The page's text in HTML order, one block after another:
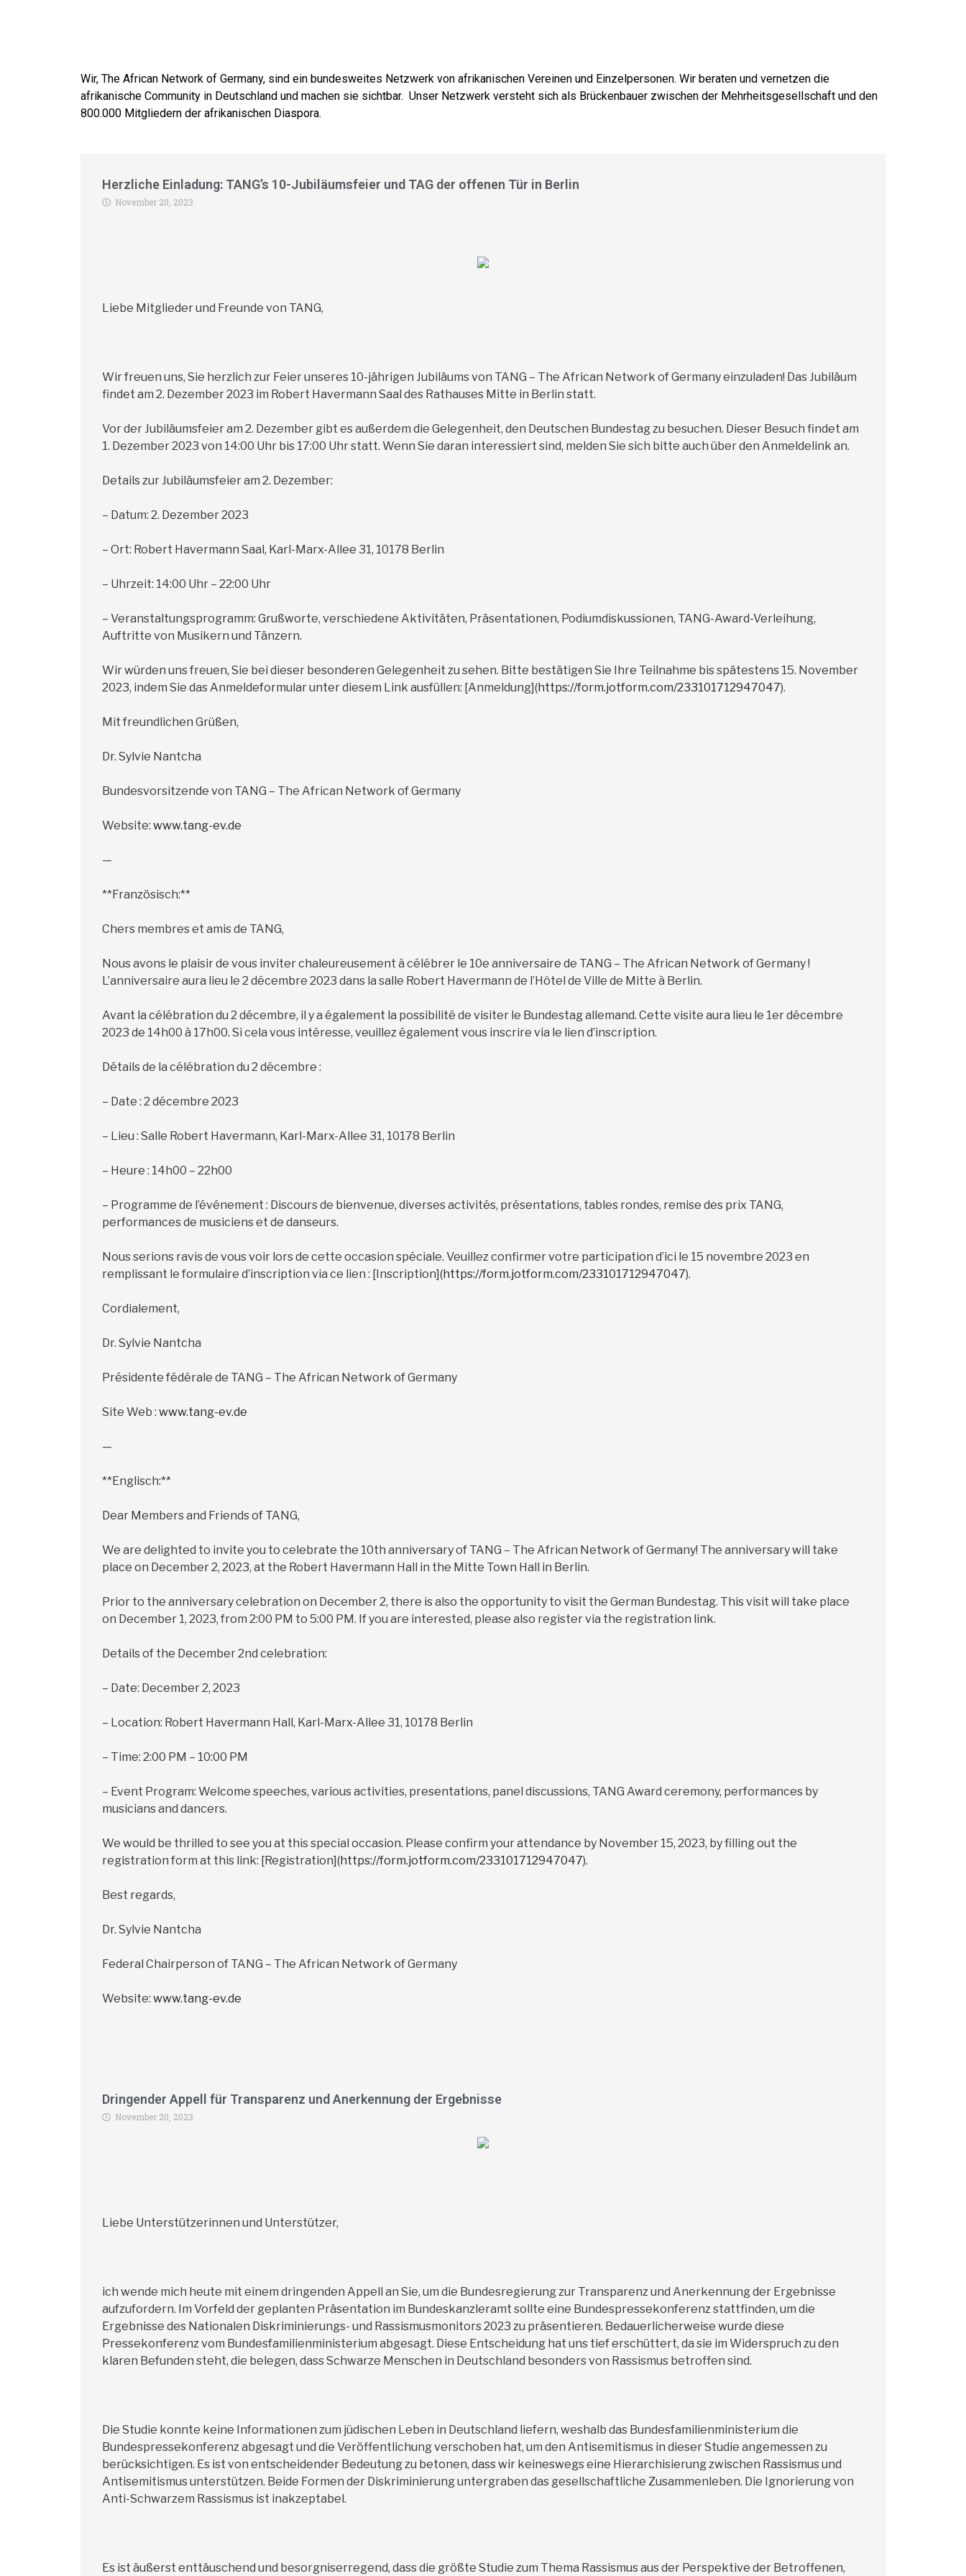
The African Network of Germany
Wir, The African Network of Germany, sind ein bundesweites Netzwerk von afrikanischen Vereinen und Einzelpersonen. Wir beraten und vernetzen die
afrikanische Community in Deutschland und machen sie sichtbar. Unser Netzwerk versteht sich als Brückenbauer zwischen der Mehrheitsgesellschaft und den
800.000 Mitgliedern der afrikanischen Diaspora.
Herzliche Einladung: TANG’s 10-Jubiläumsfeier und TAG der offenen Tür in Berlin
November 20, 2023
Liebe Mitglieder und Freunde von TANG,
Wir freuen uns, Sie herzlich zur Feier unseres 10-jährigen Jubiläums von TANG – The African Network of Germany einzuladen! Das Jubiläum
findet am 2. Dezember 2023 im Robert Havermann Saal des Rathauses Mitte in Berlin statt.
Vor der Jubiläumsfeier am 2. Dezember gibt es außerdem die Gelegenheit, den Deutschen Bundestag zu besuchen. Dieser Besuch findet am
1. Dezember 2023 von 14:00 Uhr bis 17:00 Uhr statt. Wenn Sie daran interessiert sind, melden Sie sich bitte auch über den Anmeldelink an.
Details zur Jubiläumsfeier am 2. Dezember:
– Datum: 2. Dezember 2023
– Ort: Robert Havermann Saal, Karl-Marx-Allee 31, 10178 Berlin
– Uhrzeit: 14:00 Uhr – 22:00 Uhr
– Veranstaltungsprogramm: Grußworte, verschiedene Aktivitäten, Präsentationen, Podiumdiskussionen, TANG-Award-Verleihung,
Auftritte von Musikern und Tänzern.
Wir würden uns freuen, Sie bei dieser besonderen Gelegenheit zu sehen. Bitte bestätigen Sie Ihre Teilnahme bis spätestens 15. November
2023, indem Sie das Anmeldeformular unter diesem Link ausfüllen: [Anmeldung](https://form.jotform.com/233101712947047).
Mit freundlichen Grüßen,
Dr. Sylvie Nantcha
Bundesvorsitzende von TANG – The African Network of Germany
Website: www.tang-ev.de
—
**Französisch:**
Chers membres et amis de TANG,
Nous avons le plaisir de vous inviter chaleureusement à célébrer le 10e anniversaire de TANG – The African Network of Germany !
L’anniversaire aura lieu le 2 décembre 2023 dans la salle Robert Havermann de l’Hôtel de Ville de Mitte à Berlin.
Avant la célébration du 2 décembre, il y a également la possibilité de visiter le Bundestag allemand. Cette visite aura lieu le 1er décembre
2023 de 14h00 à 17h00. Si cela vous intéresse, veuillez également vous inscrire via le lien d’inscription.
Détails de la célébration du 2 décembre :
– Date : 2 décembre 2023
– Lieu : Salle Robert Havermann, Karl-Marx-Allee 31, 10178 Berlin
– Heure : 14h00 – 22h00
– Programme de l’événement : Discours de bienvenue, diverses activités, présentations, tables rondes, remise des prix TANG,
performances de musiciens et de danseurs.
Nous serions ravis de vous voir lors de cette occasion spéciale. Veuillez confirmer votre participation d’ici le 15 novembre 2023 en
remplissant le formulaire d’inscription via ce lien : [Inscription](https://form.jotform.com/233101712947047).
Cordialement,
Dr. Sylvie Nantcha
Présidente fédérale de TANG – The African Network of Germany
Site Web : www.tang-ev.de
—
**Englisch:**
Dear Members and Friends of TANG,
We are delighted to invite you to celebrate the 10th anniversary of TANG – The African Network of Germany! The anniversary will take
place on December 2, 2023, at the Robert Havermann Hall in the Mitte Town Hall in Berlin.
Prior to the anniversary celebration on December 2, there is also the opportunity to visit the German Bundestag. This visit will take place
on December 1, 2023, from 2:00 PM to 5:00 PM. If you are interested, please also register via the registration link.
Details of the December 2nd celebration:
– Date: December 2, 2023
– Location: Robert Havermann Hall, Karl-Marx-Allee 31, 10178 Berlin
– Time: 2:00 PM – 10:00 PM
– Event Program: Welcome speeches, various activities, presentations, panel discussions, TANG Award ceremony, performances by
musicians and dancers.
We would be thrilled to see you at this special occasion. Please confirm your attendance by November 15, 2023, by filling out the
registration form at this link: [Registration](https://form.jotform.com/233101712947047).
Best regards,
Dr. Sylvie Nantcha
Federal Chairperson of TANG – The African Network of Germany
Website: www.tang-ev.de
Dringender Appell für Transparenz und Anerkennung der Ergebnisse
November 20, 2023
Liebe Unterstützerinnen und Unterstützer,
ich wende mich heute mit einem dringenden Appell an Sie, um die Bundesregierung zur Transparenz und Anerkennung der Ergebnisse
aufzufordern. Im Vorfeld der geplanten Präsentation im Bundeskanzleramt sollte eine Bundespressekonferenz stattfinden, um die
Ergebnisse des Nationalen Diskriminierungs- und Rassismusmonitors 2023 zu präsentieren. Bedauerlicherweise wurde diese
Pressekonferenz vom Bundesfamilienministerium abgesagt. Diese Entscheidung hat uns tief erschüttert, da sie im Widerspruch zu den
klaren Befunden steht, die belegen, dass Schwarze Menschen in Deutschland besonders von Rassismus betroffen sind.
Die Studie konnte keine Informationen zum jüdischen Leben in Deutschland liefern, weshalb das Bundesfamilienministerium die
Bundespressekonferenz abgesagt und die Veröffentlichung verschoben hat, um den Antisemitismus in dieser Studie angemessen zu
berücksichtigen. Es ist von entscheidender Bedeutung zu betonen, dass wir keineswegs eine Hierarchisierung zwischen Rassismus und
Antisemitismus unterstützen. Beide Formen der Diskriminierung untergraben das gesellschaftliche Zusammenleben. Die Ignorierung von
Anti-Schwarzem Rassismus ist inakzeptabel.
Es ist äußerst enttäuschend und besorgniserregend, dass die größte Studie zum Thema Rassismus aus der Perspektive der Betroffenen,